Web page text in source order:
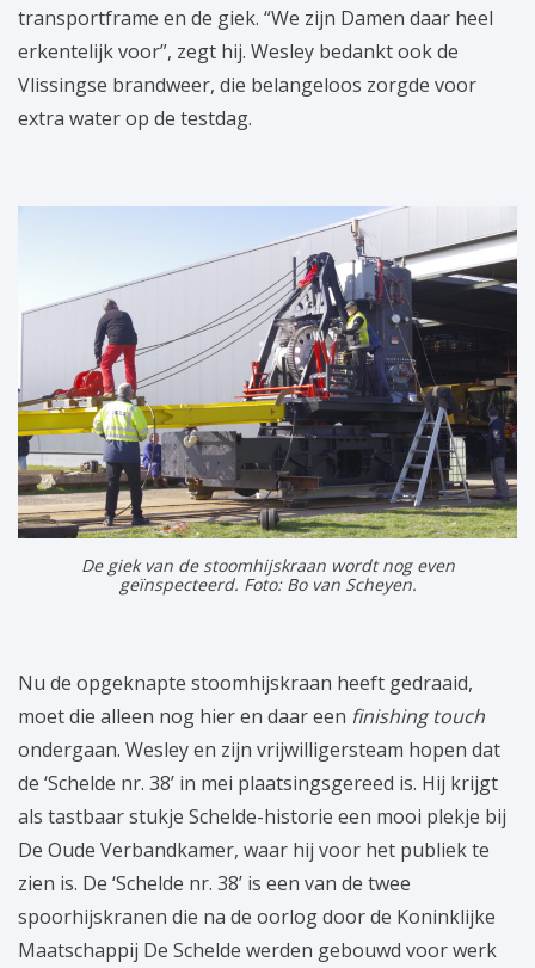
transportframe en de giek. “We zijn Damen daar heel
erkentelijk voor”, zegt hij. Wesley bedankt ook de
Vlissingse brandweer, die belangeloos zorgde voor
extra water op de testdag.
De giek van de stoomhijskraan wordt nog even
geïnspecteerd. Foto: Bo van Scheyen.
Nu de opgeknapte stoomhijskraan heeft gedraaid,
moet die alleen nog hier en daar een finishing touch
ondergaan. Wesley en zijn vrijwilligersteam hopen dat
de ‘Schelde nr. 38’ in mei plaatsingsgereed is. Hij krijgt
als tastbaar stukje Schelde-historie een mooi plekje bij
De Oude Verbandkamer, waar hij voor het publiek te
zien is. De ‘Schelde nr. 38’ is een van de twee
spoorhijskranen die na de oorlog door de Koninklijke
Maatschappij De Schelde werden gebouwd voor werk